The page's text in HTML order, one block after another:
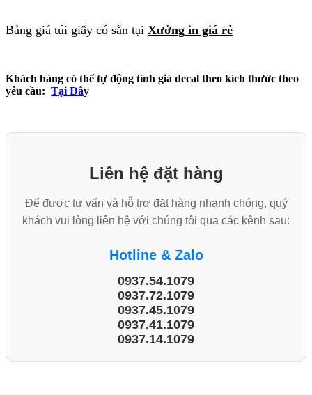
Bảng giá túi giấy có sẵn tại Xưởng in giá rẻ
Khách hàng có thể tự động tính giá decal theo kích thước theo
yêu cầu: Tại Đây
Liên hệ đặt hàng
Để được tư vấn và hỗ trợ đặt hàng nhanh chóng, quý
khách vui lòng liên hệ với chúng tôi qua các kênh sau:
Hotline & Zalo
0937.54.1079
0937.72.1079
0937.45.1079
0937.41.1079
0937.14.1079